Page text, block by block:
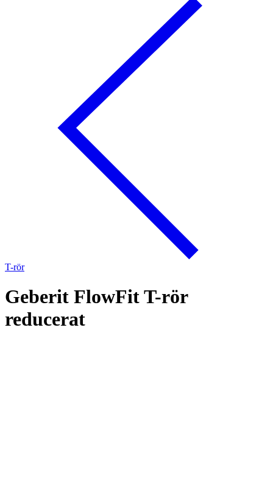
T-rör
Geberit FlowFit T-rör
reducerat